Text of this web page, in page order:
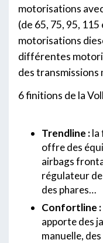
motorisations
(de 65, 75, 95,
motorisations
différentes
des transmissions
6 finitions de la
Trendline :la
offre des
airbags
régulateur
des phares…
Confortline :
apporte des
manuelle,